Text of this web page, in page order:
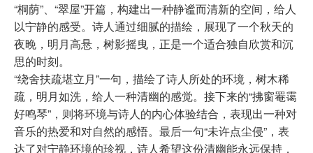
“桐荫”、“翠屋”开篇，构建出一种静谧而清新的空间，给人
以宁静的感受。诗人通过细腻的描绘，展现了一个秋天的
夜晚，明月高悬，树影摇曳，正是一个适合独自欣赏和沉
思的时刻。
“绕舍扶疏堪立月”一句，描绘了诗人所处的环境，树木稀
疏，明月如洗，给人一种清幽的感觉。接下来的“拂窗罨霭
好鸣琴”，则将环境与诗人的内心体验结合，表现出一种对
音乐的热爱和对自然的感悟。最后一句“未许点尘侵”，表
达了对宁静环境的珍视，诗人希望这份清幽能永远保持，